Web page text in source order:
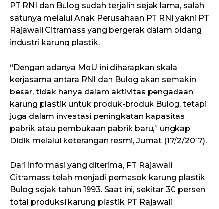
PT RNI dan Bulog sudah terjalin sejak lama, salah
satunya melalui Anak Perusahaan PT RNI yakni PT
Rajawali Citramass yang bergerak dalam bidang
industri karung plastik.
“Dengan adanya MoU ini diharapkan skala
kerjasama antara RNI dan Bulog akan semakin
besar, tidak hanya dalam aktivitas pengadaan
karung plastik untuk produk-broduk Bulog, tetapi
juga dalam investasi peningkatan kapasitas
pabrik atau pembukaan pabrik baru,” ungkap
Didik melalui keterangan resmi, Jumat (17/2/2017).
Dari informasi yang diterima, PT Rajawali
Citramass telah menjadi pemasok karung plastik
Bulog sejak tahun 1993. Saat ini, sekitar 30 persen
total produksi karung plastik PT Rajawali